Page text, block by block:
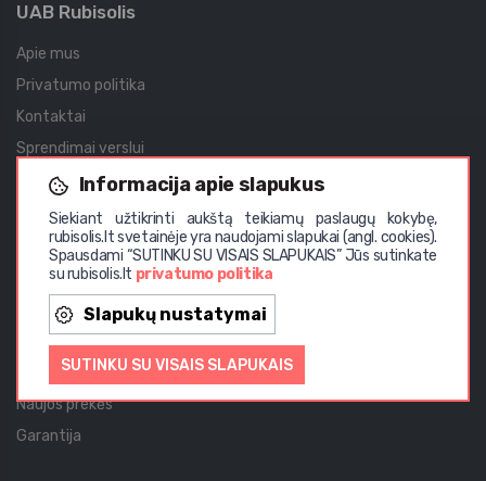
Informacija apie slapukus
Siekiant užtikrinti aukštą teikiamų paslaugų kokybę,
rubisolis.lt svetainėje yra naudojami slapukai (angl. cookies).
Spausdami “SUTINKU SU VISAIS SLAPUKAIS” Jūs sutinkate
su rubisolis.lt privatumo politika
Slapukų nustatymai
SUTINKU SU VISAIS SLAPUKAIS
UAB Rubisolis
Apie mus
Privatumo politika
Kontaktai
Sprendimai verslui
Įgyvendinti projektai
Didmeninė prekyba
Vystomi projektai
Aktualijos
Akcijos
Straipsniai
Naujos prekės
Garantija